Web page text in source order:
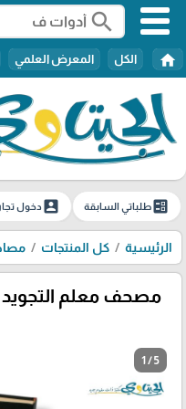
search
home الكل المعرض العلمي
ballotطلباتي السابقة account_boxدخول
الرئيسية كل المنتجات
1 / 5